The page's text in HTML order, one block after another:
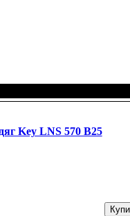
Key LNS 570 B25